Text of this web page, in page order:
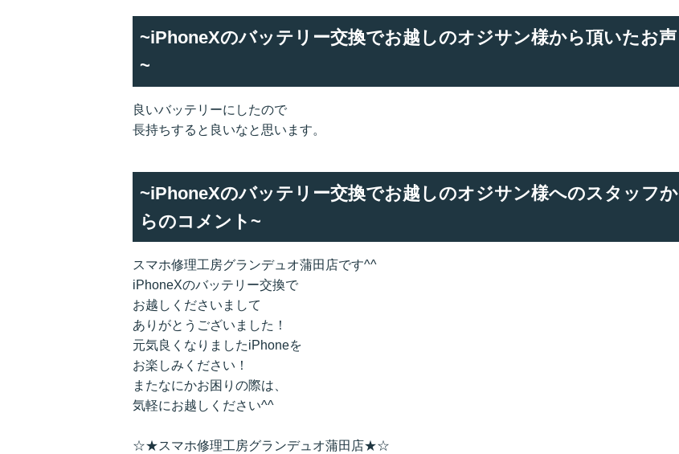
~iPhoneXのバッテリー交換でお越しのオジサン様から頂いたお声
~
良いバッテリーにしたので
長持ちすると良いなと思います。
~iPhoneXのバッテリー交換でお越しのオジサン様へのスタッフか
らのコメント~
スマホ修理工房グランデュオ蒲田店です^^
iPhoneXのバッテリー交換で
お越しくださいまして
ありがとうございました！
元気良くなりましたiPhoneを
お楽しみください！
またなにかお困りの際は、
気軽にお越しください^^
☆★スマホ修理工房グランデュオ蒲田店★☆